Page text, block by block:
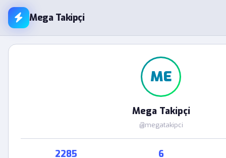
Mega Takipçi
ME
Mega Takipçi
@megatakipci
2285 6